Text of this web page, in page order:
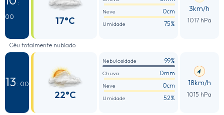
:
00
17°C
Neve 0cm
Umidade 75%
3km/h
1017 hPa
Céu totalmente nublado
13 : 00
22°C
Nebulosidade 99%
Chuva 0mm
Neve 0cm
Umidade 52%
18km/h
1015 hPa